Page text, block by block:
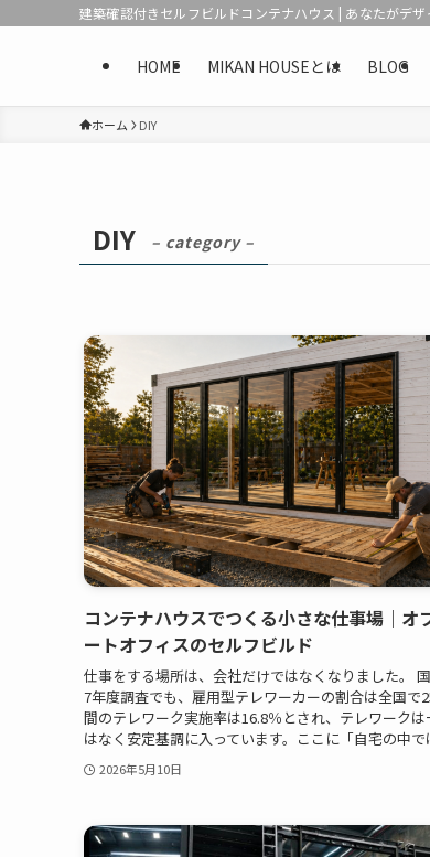
建築確認付きセルフビルドコンテナハウス | あなたがデ
HOME MIKAN HOUSEとは BLOG
ホーム DIY
DIY – category –
コンテナハウスでつくる小さな仕事場｜オ
ートオフィスのセルフビルド
仕事をする場所は、会社だけではなくなりました。
7年度調査でも、雇用型テレワーカーの割合は全国で
間のテレワーク実施率は16.8％とされ、テレワーク
はなく安定基調に入っています。ここに「自宅の中で
2026年5月10日